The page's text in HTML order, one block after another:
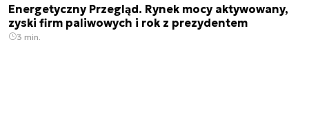
Energetyczny Przegląd. Rynek mocy aktywowany,
zyski firm paliwowych i rok z prezydentem
3 min.